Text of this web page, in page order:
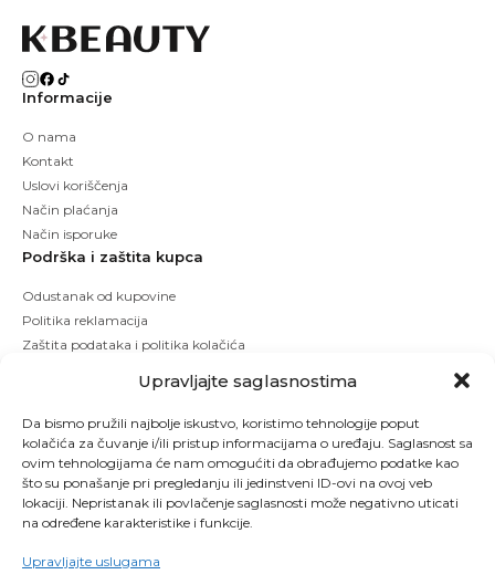
Upravljajte saglasnostima
Da bismo pružili najbolje iskustvo, koristimo tehnologije poput
kolačića za čuvanje i/ili pristup informacijama o uređaju. Saglasnost sa
ovim tehnologijama će nam omogućiti da obrađujemo podatke kao
što su ponašanje pri pregledanju ili jedinstveni ID-ovi na ovoj veb
lokaciji. Nepristanak ili povlačenje saglasnosti može negativno uticati
na određene karakteristike i funkcije.
Upravljajte uslugama
Informacije
O nama
Kontakt
Uslovi koriščenja
Način plaćanja
Način isporuke
Podrška i zaštita kupca
Odustanak od kupovine
Politika reklamacija
Zaštita podataka i politika kolačića